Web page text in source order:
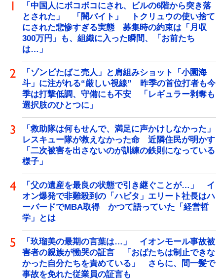
「中国人にボコボコにされ、ビルの6階から突き落
とされた」 「闇バイト」 トクリュウの使い捨て
にされた悲惨すぎる実態 募集時の約束は「月収
300万円」も、組織に入った瞬間、「お前たち
は…」
「ゾンビたばこ売人」と肩組みショット「小園海
斗」に注がれる“厳しい視線” 昨季の首位打者も今
季は打撃低調、守備にも不安 「レギュラー剥奪も
選択肢のひとつに」
「救助隊は何もせんで、満足に声かけしなかった」
レスキュー隊が救えなかった命 近隣住民が明かす
「二次被害を出さないのが訓練の鉄則になっている
様子」
「父の遺産を最良の状態で引き継ぐことが…」 イ
オン爆発で非難殺到の「ハビタ」エリート社長はハ
ーバードでMBA取得 かつて語っていた「経営哲
学」とは
「玖瑠美の最期の言葉は…」 イオンモール事故被
害者の親族が慟哭の証言 「おばたちは制止できな
かった自分たちを責めている」 さらに、間一髪で
事故を免れた従業員の証言も